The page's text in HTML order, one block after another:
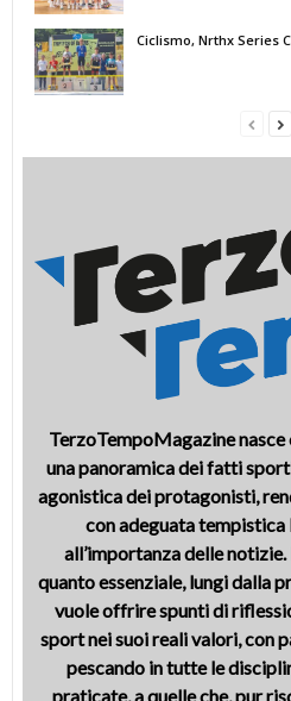
Ciclismo, Nrthx Series
TerzoTempoMagazine
una panoramica dei fatti
agonistica dei protagonisti,
con adeguata tempistica
all’importanza delle
quanto essenziale, lungi dalla
vuole offrire spunti di
sport nei suoi reali valori, con
pescando in tutte le
praticate, a quelle che, pur